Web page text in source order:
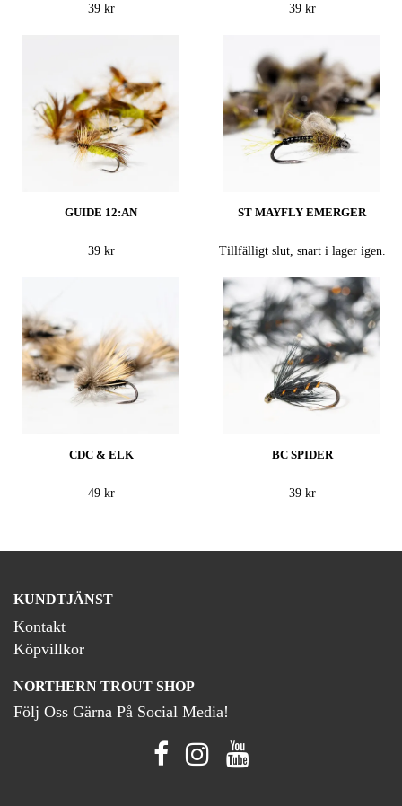
39 kr
39 kr
GUIDE 12:AN
39 kr
ST MAYFLY EMERGER
Tillfälligt slut, snart i lager igen.
CDC & ELK
49 kr
BC SPIDER
39 kr
KUNDTJÄNST
Kontakt
Köpvillkor
NORTHERN TROUT SHOP
Följ Oss Gärna På Social Media!